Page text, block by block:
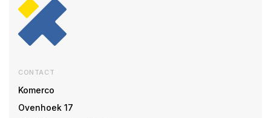
CONTACT
Komerco
Ovenhoek 17